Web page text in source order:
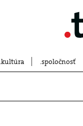
kultúra spoločnosť